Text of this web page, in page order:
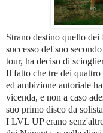
Strano destino quello
successo del suo
tour, ha deciso di
Il fatto che tre dei quattro
ed ambizione autoriale
vicenda, e non a caso
suo primo disco da
I LVL UP erano